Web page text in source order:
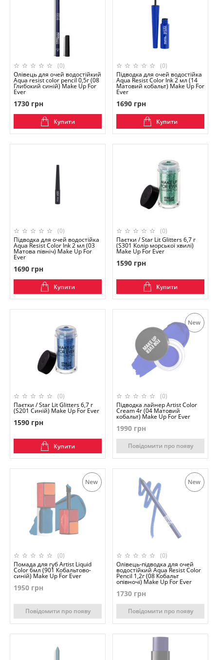
(0)
Олівець для очей водостійкий
Aqua resist color pencil 0,5г (08
Глибокий синій) Make Up For
Ever
1730 грн
Купити
(0)
Підводка для очей водостійка
Aqua Resist Color Ink 2 мл (14
Матовий кобальт) Make Up For
Ever
1690 грн
Купити
(0)
Підводка для очей водостійка
Aqua Resist Color Ink 2 мл (03
Матова північ) Make Up For
Ever
1690 грн
Купити
(0)
Паєтки / Star Lit Glitters 6,7 г
(S301 Колір морської хвилі)
Make Up For Ever
1590 грн
Купити
(0)
Паєтки / Star Lit Glitters 6,7 г
(S201 Синій) Make Up For Ever
1590 грн
Купити
(0)
Підводка лайнер Artist Color
Cream 4г (04 Матовий
кобальт) Make Up For Ever
1990 грн
Повідомити про появу
(0)
Помада для губ Artist Liquid
Color 6мл (901 Кобальтово-
синій) Make Up For Ever
1950 грн
Повідомити про появу
(0)
Олівець-підводка для очей
водостійкий Aqua Resist Color
Pencil 1,2г (08 Кобальт
опівночі) Make Up For Ever
1730 грн
Повідомити про появу